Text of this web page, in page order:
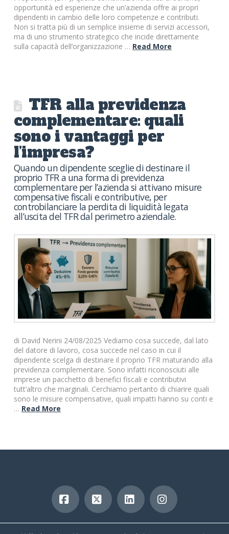
opportunità ed esperienze che un’azienda offre ai propri
dipendenti in cambio delle loro competenze e contributi.
Non si tratta più di un semplice insieme di servizi accessori,
ma di uno strumento strategico che incide direttamente
sulla capacità dell’organizzazione … Read More
TFR alla previdenza
complementare: quali
sono i vantaggi per
l’impresa?
Quando un dipendente sceglie di destinare il
proprio TFR a una forma di previdenza
complementare per l’azienda si attivano misure
compensative fiscali e contributive, per
controbilanciare la perdita di liquidità legata
all’uscita del TFR dal perimetro aziendale.
di David Nerini 24/08/2025 Vediamo cosa succede, dal lato
del datore di lavoro, cosa succede nel caso in cui il
dipendente scelga di destinare il proprio TFR maturando alla
previdenza complementare. Sono infatti riconosciuti alle
imprese un pacchetto di benefici fiscali e contributivi
tutt’altro che marginali. Cerchiamo pertanto di chiarire quali
sono le misure compensative, quali impatti hanno su conti e
… Read More
Facebook
X LinkedInInstagram